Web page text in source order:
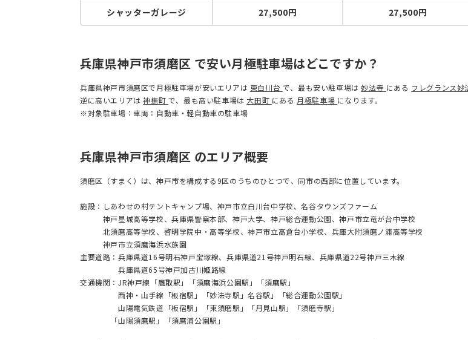
シャッターガレージ 27,500円 27,500円
兵庫県神戸市須磨区 で安い月極駐車場はどこですか？
兵庫県神戸市須磨区で月極駐車場が安いエリアは 東白川台 で、最も安い駐車場は妙法寺 にある フレグランス妙
逆に高いエリアは神撫町 で、最も高い駐車場は 大田町 にある 月極駐車場 になります。
※対象駐車場：車両：自動車・軽自動車の駐車場
兵庫県神戸市須磨区 のエリア概要
須磨区（すまく）は、神戸市を構成する9区のうちのひとつで、同市の西部に位置しています。
施設：しあわせの村テントキャンプ場、神戸市立白川台中学校、名谷タウンズファーム
神戸星城高等学校、兵庫県警察本部、神戸大学、神戸総合運動公園、神戸市立竜が台中学校
北須磨高等学校、啓明学院中・高等学校、神戸市立高倉台小学校、兵庫大附須磨ノ浦高等学校
神戸市立須磨海浜水族園
主要道路：兵庫県道16号明石神戸宝塚線、兵庫県道21号神戸明石線、兵庫県道22号神戸三木線
兵庫県道65号神戸加古川姫路線
交通機関：JR神戸線「鷹取駅」「須磨海浜公園駅」「須磨駅」
西神・山手線「板宿駅」「妙法寺駅」名谷駅」「総合運動公園駅」
山陽電気鉄道「板宿駅」「東須磨駅」「月見山駅」「須磨寺駅」
「山陽須磨駅」「須磨浦公園駅」